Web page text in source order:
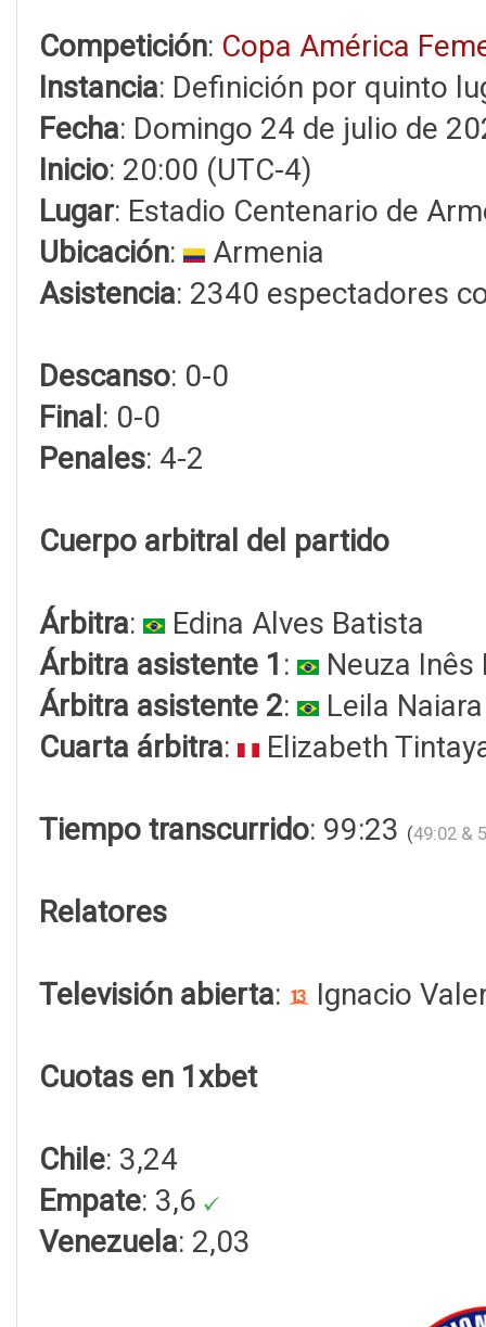
Competición: Copa América
Instancia: Definición por quinto
Fecha: Domingo 24 de julio de
Inicio: 20:00 (UTC-4)
Lugar: Estadio Centenario de
Ubicación:
Armenia
Asistencia: 2340 espectadores
Descanso: 0-0
Final : 0-0
Penales: 4-2
Cuerpo arbitral del partido
Árbitra:
Edina Alves Batista
Árbitra asistente 1 :
Neuza Inês
Árbitra asistente 2:
Leila
Cuarta árbitra: Elizabeth
Tiempo transcurrido: 99:23 (49:02 &
Relatores
Televisión abierta: Ignacio
Cuotas en 1xbet
Chile: 3,24
Empate: 3,6
Venezuela: 2,03